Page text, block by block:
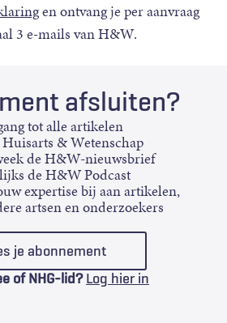
en ontvang je per aanvraag
3 e-mails van H&W.
afsluiten?
tot alle artikelen
& Wetenschap
de H&W-nieuwsbrief
de H&W Podcast
expertise bij aan artikelen,
artsen en onderzoekers
je abonnement
of NHG-lid? Log hier in